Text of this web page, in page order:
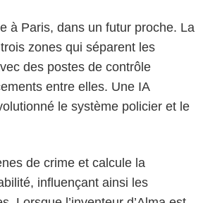
à Paris, dans un futur proche. La
zones qui séparent les
des postes de contrôle
entre elles. Une IA
le système policier et le
de crime et calcule la
influençant ainsi les